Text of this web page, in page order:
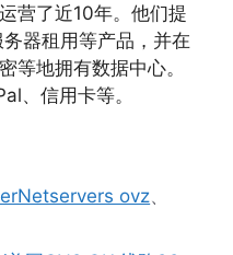
营了近10年。他们提
器租用等产品，并在
等地拥有数据中心。
、信用卡等。
ovz、